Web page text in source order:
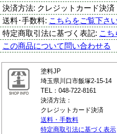
決済方法: クレジットカード決済
送料･手数料: こちらをご覧下さ
特定商取引法に基づく表記: こち
この商品について問い合わせる
塗料JP
埼玉県川口市飯塚2-15-14
TEL：048-722-8161
決済方法：
クレジットカード決済
送料・手数料
特定商取引法に基づく表示